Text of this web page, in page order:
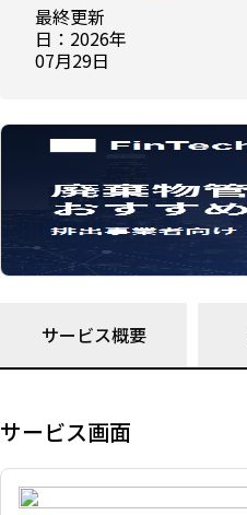
最終更新
日：2026年
07月29日
サービス概要
サービス画面